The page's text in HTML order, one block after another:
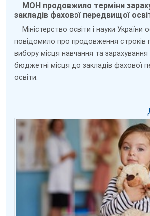
МОН продовжило терміни
закладів фахової передвищої
Міністерство освіти і науки України
повідомило про продовження строків
вибору місця навчання та зарахування
бюджетні місця до закладів фахової
освіти.